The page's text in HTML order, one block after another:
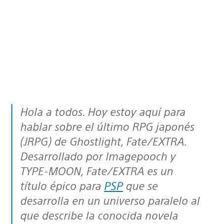
Hola a todos. Hoy estoy aquí para
hablar sobre el último RPG japonés
(JRPG) de Ghostlight, Fate/EXTRA.
Desarrollado por Imagepooch y
TYPE-MOON, Fate/EXTRA es un
título épico para PSPque se
desarrolla en un universo paralelo al
que describe la conocida novela